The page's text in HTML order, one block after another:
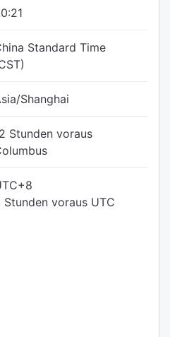
Standard Time
Shanghai
Stunden voraus
Stunden voraus UTC